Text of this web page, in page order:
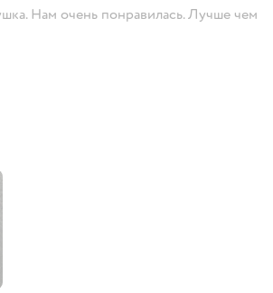
Нам очень понравилась. Лучше чем